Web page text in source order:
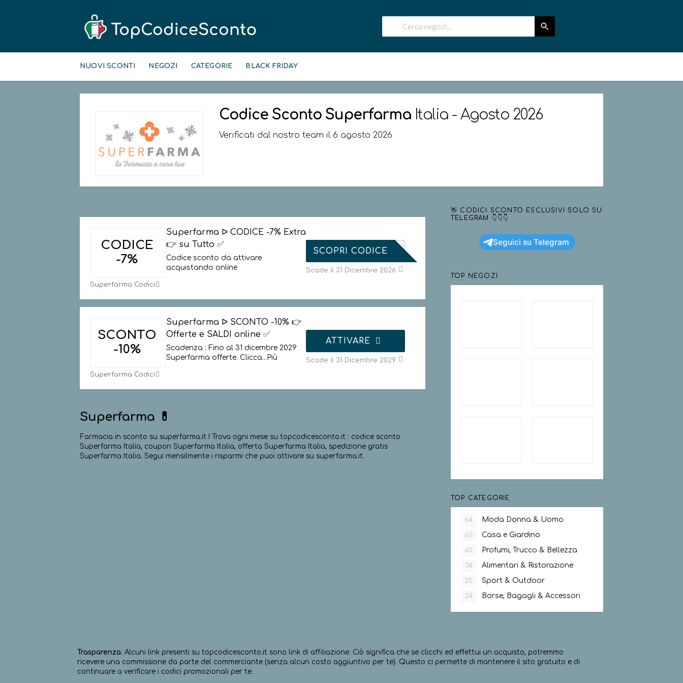
to
NUOVI SCONTI NEGOZI CATEGORIE BLACK FRIDAY
Codice Sconto Superfarma Italia - Agosto 2026
Verificati dal nostro team il 6 agosto 2026
CODICE
-7%
Superfarma Codici
Superfarma ᐅ CODICE -7% Extra
👉 su Tutto ✅
Codice sconto da attivare
acquistando online
TRADE7
SCOPRI CODICE
Scade il 31 Dicembre 2026
SCONTO
-10%
Superfarma Codici
Superfarma ᐅ SCONTO -10% 👉
Offerte e SALDI online ✅
Scadenza : Fino al 31 dicembre 2029
Superfarma offerte. Clicca... Più
ATTIVARE
Scade il 31 Dicembre 2029
Superfarma 💊
Farmacia in sconto su superfarma.it ! Trova ogni mese su topcodicesconto.it : codice sconto
Superfarma Italia, coupon Superfarma Italia, offerta Superfarma Italia, spedizione gratis
Superfarma Italia. Segui mensilmente i risparmi che puoi attivare su superfarma.it.
👋 CODICI SCONTO ESCLUSIVI SOLO SU
TELEGRAM 👇👇👇
Seguici su Telegram
TOP NEGOZI
TOP CATEGORIE
64 Moda Donna & Uomo
60 Casa e Giardino
40 Profumi, Trucco & Bellezza
34 Alimentari & Ristorazione
25 Sport & Outdoor
24 Borse, Bagagli & Accessori
Trasparenza: Alcuni link presenti su topcodicesconto.it sono link di affiliazione. Ciò significa che se clicchi ed effettui un acquisto, potremmo
ricevere una commissione da parte del commerciante (senza alcun costo aggiuntivo per te). Questo ci permette di mantenere il sito gratuito e di
continuare a verificare i codici promozionali per te.